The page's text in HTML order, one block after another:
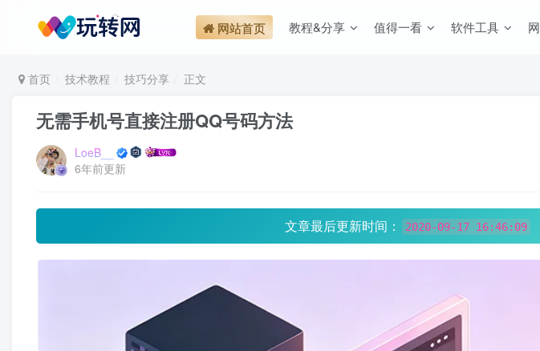
网站首页 教程&分享 值得一看 软件工具
首页 技术教程 技巧分享 正文
无需手机号直接注册QQ号码方法
LoeB__
6年前更新
文章最后更新时间： 2020-09-17 16:46:09